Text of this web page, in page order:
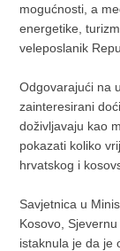
mogućnosti, a
energetike,
veleposlanik
Odgovarajući na
zainteresirani
doživljavaju kao
pokazati koliko
hrvatskog i
Savjetnica u
Kosovo,
istaknula je da je